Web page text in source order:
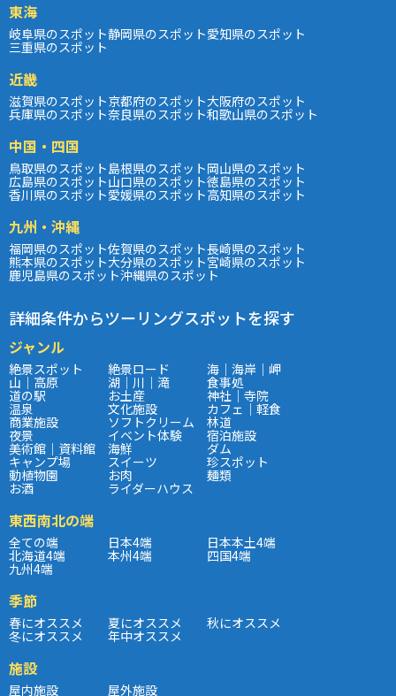
東海
岐阜県のスポット静岡県のスポット愛知県のスポット
三重県のスポット
近畿
滋賀県のスポット京都府のスポット大阪府のスポット
兵庫県のスポット奈良県のスポット和歌山県のスポット
中国・四国
鳥取県のスポット島根県のスポット岡山県のスポット
広島県のスポット山口県のスポット徳島県のスポット
香川県のスポット愛媛県のスポット高知県のスポット
九州・沖縄
福岡県のスポット佐賀県のスポット長崎県のスポット
熊本県のスポット大分県のスポット宮崎県のスポット
鹿児島県のスポット沖縄県のスポット
詳細条件からツーリングスポットを探す
ジャンル
絶景スポット 絶景ロード 海｜海岸｜岬
山｜高原 湖｜川｜滝 食事処
道の駅 お土産 神社｜寺院
温泉 文化施設 カフェ｜軽食
商業施設 ソフトクリーム 林道
夜景 イベント体験 宿泊施設
美術館｜資料館 海鮮 ダム
キャンプ場 スイーツ 珍スポット
動植物園 お肉 麺類
お酒 ライダーハウス
東西南北の端
全ての端 日本4端 日本本土4端
北海道4端 本州4端 四国4端
九州4端
季節
春にオススメ 夏にオススメ 秋にオススメ
冬にオススメ 年中オススメ
施設
屋内施設 屋外施設